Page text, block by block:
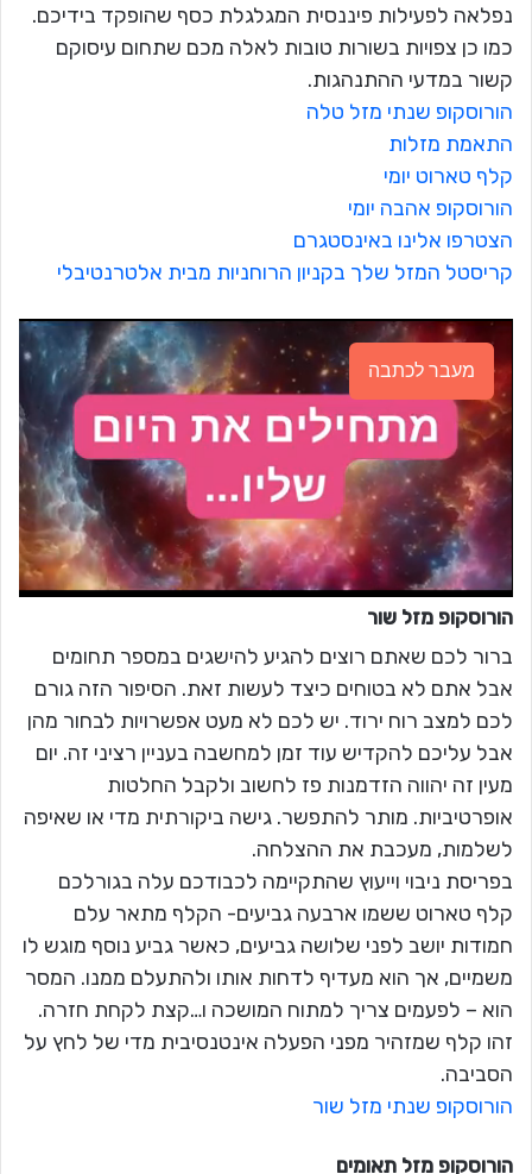
נפלאה לפעילות פיננסית המגלגלת כסף שהופקד בידיכם.
כמו כן צפויות בשורות טובות לאלה מכם שתחום עיסוקם
קשור במדעי ההתנהגות.
הורוסקופ שנתי מזל טלה
התאמת מזלות
קלף טארוט יומי
הורוסקופ אהבה יומי
הצטרפו אלינו באינסטגרם
קריסטל המזל שלך בקניון הרוחניות מבית אלטרנטיבלי
מעבר לכתבה
הורוסקופ מזל שור
ברור לכם שאתם רוצים להגיע להישגים במספר תחומים
אבל אתם לא בטוחים כיצד לעשות זאת. הסיפור הזה גורם
לכם למצב רוח ירוד. יש לכם לא מעט אפשרויות לבחור מהן
אבל עליכם להקדיש עוד זמן למחשבה בעניין רציני זה. יום
מעין זה יהווה הזדמנות פז לחשוב ולקבל החלטות
אופרטיביות. מותר להתפשר. גישה ביקורתית מדי או שאיפה
לשלמות, מעכבת את ההצלחה.
בפריסת ניבוי וייעוץ שהתקיימה לכבודכם עלה בגורלכם
קלף טארוט ששמו ארבעה גביעים- הקלף מתאר עלם
חמודות יושב לפני שלושה גביעים, כאשר גביע נוסף מוגש לו
משמיים, אך הוא מעדיף לדחות אותו ולהתעלם ממנו. המסר
הוא – לפעמים צריך למתוח המושכה ו…קצת לקחת חזרה.
זהו קלף שמזהיר מפני הפעלה אינטנסיבית מדי של לחץ על
הסביבה.
הורוסקופ שנתי מזל שור
הורוסקופ מזל תאומים